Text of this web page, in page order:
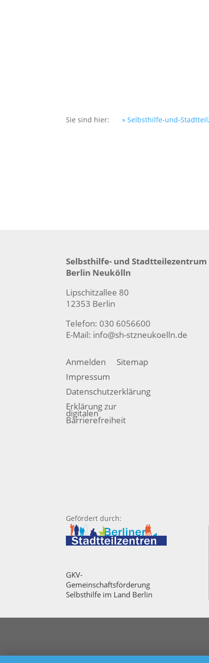
Sie sind hier: » Selbsthilfe-und-
Selbsthilfe- und Stadtteilezentrum
Berlin Neukölln
Lipschitzallee 80
12353 Berlin
Telefon: 030 6056600
E-Mail: info@sh-stzneukoelln.de
Anmelden
Sitemap
Impressum
Datenschutzerklärung
Erklärung zur
digitalen
Barrierefreiheit
Gefördert durch:
GKV-
Gemeinschaftsförderung
Selbsthilfe im Land Berlin